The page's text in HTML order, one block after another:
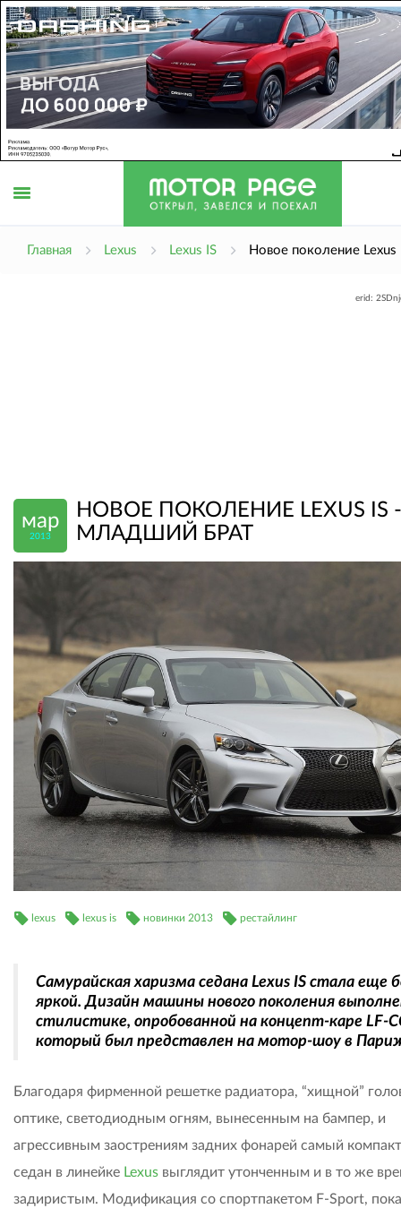
Главная Lexus Lexus IS Новое поколение Lexus
erid:
мар
2013
НОВОЕ ПОКОЛЕНИЕ LEXUS IS -
МЛАДШИЙ БРАТ
lexus lexus is новинки 2013 рестайлинг
Самурайская харизма седана Lexus IS стала еще
яркой. Дизайн машины нового поколения
стилистике, опробованной на концепт-каре LF-
который был представлен на мотор-шоу в
Благодаря фирменной решетке радиатора, “хищной”
оптике, светодиодным огням, вынесенным на бампер, и
агрессивным заострениям задних фонарей самый
седан в линейке Lexus выглядит утонченным и в то же
задиристым. Модификация со спортпакетом F-Sport,